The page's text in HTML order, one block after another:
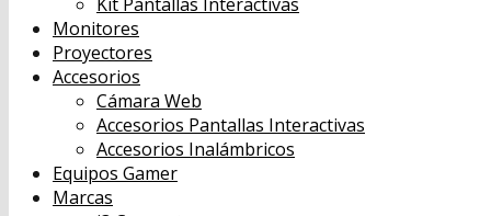
Monitores
Proyectores
Accesorios
Cámara Web
Accesorios Pantallas Interactivas
Accesorios Inalámbricos
Equipos Gamer
Marcas